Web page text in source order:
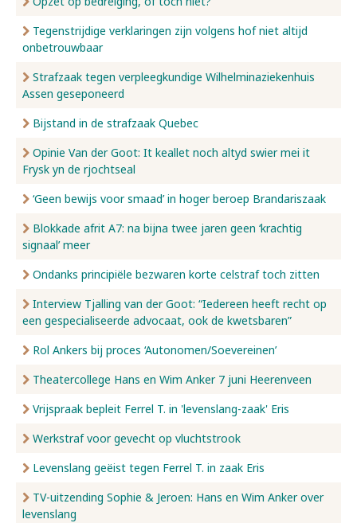
Tegenstrijdige verklaringen zijn volgens hof niet altijd
onbetrouwbaar
Strafzaak tegen verpleegkundige Wilhelminaziekenhuis
Assen geseponeerd
Bijstand in de strafzaak Quebec
Opinie Van der Goot: It keallet noch altyd swier mei it
Frysk yn de rjochtseal
‘Geen bewijs voor smaad’ in hoger beroep Brandariszaak
Blokkade afrit A7: na bijna twee jaren geen ‘krachtig
signaal’ meer
Ondanks principiële bezwaren korte celstraf toch zitten
Interview Tjalling van der Goot: “Iedereen heeft recht op
een gespecialiseerde advocaat, ook de kwetsbaren”
Rol Ankers bij proces ‘Autonomen/Soevereinen’
Theatercollege Hans en Wim Anker 7 juni Heerenveen
Vrijspraak bepleit Ferrel T. in 'levenslang-zaak' Eris
Werkstraf voor gevecht op vluchtstrook
Levenslang geëist tegen Ferrel T. in zaak Eris
TV-uitzending Sophie & Jeroen: Hans en Wim Anker over
levenslang